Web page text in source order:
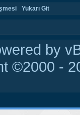
Yukarı Git
by
©2000 -